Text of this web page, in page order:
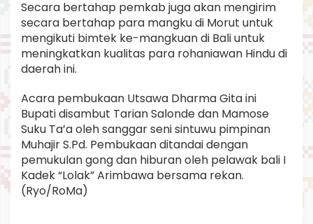
Secara bertahap pemkab juga akan mengirim
secara bertahap para mangku di Morut untuk
mengikuti bimtek ke-mangkuan di Bali untuk
meningkatkan kualitas para rohaniawan Hindu di
daerah ini.
Acara pembukaan Utsawa Dharma Gita ini
Bupati disambut Tarian Salonde dan Mamose
Suku Ta’a oleh sanggar seni sintuwu pimpinan
Muhajir S.Pd. Pembukaan ditandai dengan
pemukulan gong dan hiburan oleh pelawak bali I
Kadek “Lolak” Arimbawa bersama rekan.
(Ryo/RoMa)